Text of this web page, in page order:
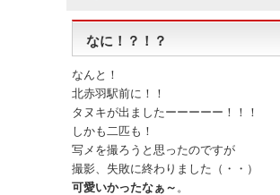
なに！？！？
なんと！
北赤羽駅前に！！
タヌキが出ましたーーーーー！！！
しかも二匹も！
写メを撮ろうと思ったのですが
撮影、失敗に終わりました（・・）
可愛いかったなぁ～ 。